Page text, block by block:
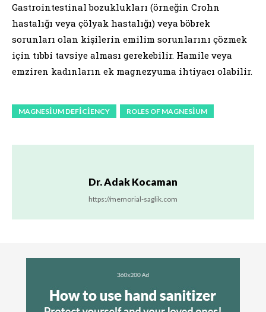
Gastrointestinal bozuklukları (örneğin Crohn
hastalığı veya çölyak hastalığı) veya böbrek
sorunları olan kişilerin emilim sorunlarını çözmek
için tıbbi tavsiye alması gerekebilir. Hamile veya
emziren kadınların ek magnezyuma ihtiyacı olabilir.
MAGNESIUM DEFICIENCY ROLES OF MAGNESIUM
Dr. Adak Kocaman
https://memorial-saglik.com